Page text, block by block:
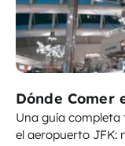
Dónde Comer
Una guía
el aeropuerto JFK: